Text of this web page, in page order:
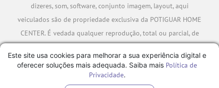
dizeres, som, software, conjunto imagem, layout, aqui
veiculados são de propriedade exclusiva da POTIGUAR HOME
CENTER. É vedada qualquer reprodução, total ou parcial, de
A violação de qualquer direito mencionado implicará na
responsabilização cível e criminal nos termos da Lei.
Este site usa cookies para melhorar a sua experiência digital e
oferecer soluções mais adequada. Saiba mais Política de
Privacidade.